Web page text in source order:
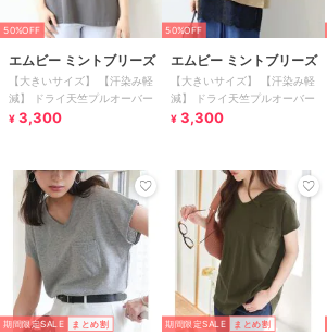
50%OFF
エムビー ミントブリーズ
【大きいサイズ】 【汗染み軽
減】 ドライ天竺プルオーバー
¥ 3,300
50%OFF
エムビー ミントブリーズ
【大きいサイズ】 【汗染み軽
減】 ドライ天竺プルオーバー
¥ 3,300
期間限定SALE まとめ割 期間限定SALE まとめ割